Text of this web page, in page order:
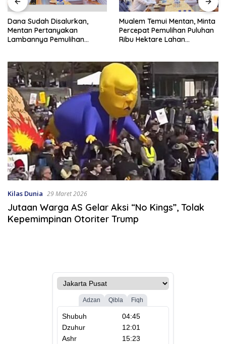
Dana Sudah Disalurkan,
Mentan Pertanyakan
Lambannya Pemulihan
Mualem Temui Mentan, Minta
Percepat Pemulihan Puluhan
Ribu Hektare Lahan
Kilas Dunia 29 Maret 2026
Jutaan Warga AS Gelar Aksi “No Kings”, Tolak
Kepemimpinan Otoriter Trump